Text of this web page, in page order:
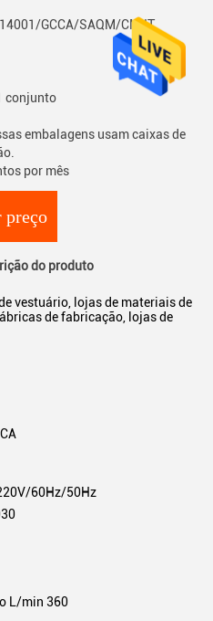
GCCA/SAQM/CMIIT
conjunto
embalagens usam caixas de
por mês
preço
do produto
vestuário, lojas de materiais de
de fabricação, lojas de
60Hz/50Hz
L/min 360